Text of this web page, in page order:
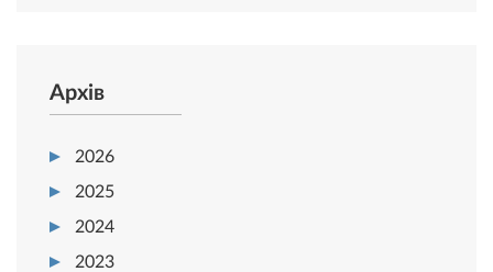
Архів
2026
2025
2024
2023